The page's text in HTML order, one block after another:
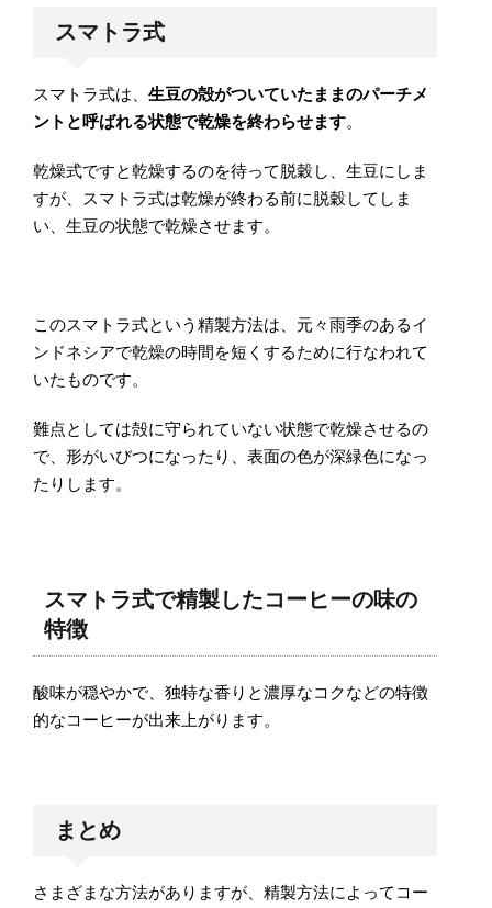
スマトラ式
スマトラ式は、 生豆の殻がついていたままのパーチメ
ントと呼ばれる状態で乾燥を終わらせます。
乾燥式ですと乾燥するのを待って脱穀し、生豆にしま
すが、スマトラ式は乾燥が終わる前に脱穀してしま
い、生豆の状態で乾燥させます。
このスマトラ式という精製方法は、元々雨季のあるイ
ンドネシアで乾燥の時間を短くするために行なわれて
いたものです。
難点としては殻に守られていない状態で乾燥させるの
で、形がいびつになったり、表面の色が深緑色になっ
たりします。
スマトラ式で精製したコーヒーの味の
特徴
酸味が穏やかで、独特な香りと濃厚なコクなどの特徴
的なコーヒーが出来上がります。
まとめ
さまざまな方法がありますが、精製方法によってコー